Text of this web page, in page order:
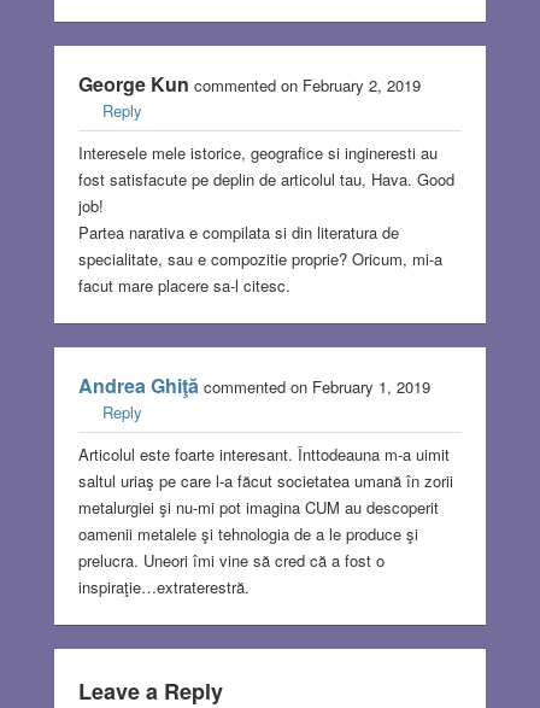
George Kun commented on February 2, 2019
Reply
Interesele mele istorice, geografice si ingineresti au
fost satisfacute pe deplin de articolul tau, Hava. Good
job!
Partea narativa e compilata si din literatura de
specialitate, sau e compozitie proprie? Oricum, mi-a
facut mare placere sa-l citesc.
Andrea Ghiţă commented on February 1, 2019
Reply
Articolul este foarte interesant. Înttodeauna m-a uimit
saltul uriaş pe care l-a făcut societatea umană în zorii
metalurgiei şi nu-mi pot imagina CUM au descoperit
oamenii metalele şi tehnologia de a le produce şi
prelucra. Uneori îmi vine să cred că a fost o
inspiraţie…extraterestră.
Leave a Reply